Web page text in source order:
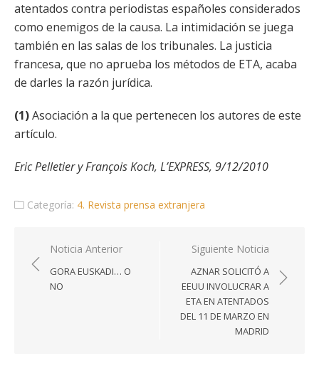
atentados contra periodistas españoles considerados
como enemigos de la causa. La intimidación se juega
también en las salas de los tribunales. La justicia
francesa, que no aprueba los métodos de ETA, acaba
de darles la razón jurídica.
(1)Asociación a la que pertenecen los autores de este
artículo.
Eric Pelletier y François Koch, L’EXPRESS, 9/12/2010
Categoría: 4. Revista prensa extranjera
Navegación
de
entradas
Noticia Anterior
GORA EUSKADI… O
NO
Siguiente Noticia
AZNAR SOLICITÓ A
EEUU INVOLUCRAR A
ETA EN ATENTADOS
DEL 11 DE MARZO EN
MADRID